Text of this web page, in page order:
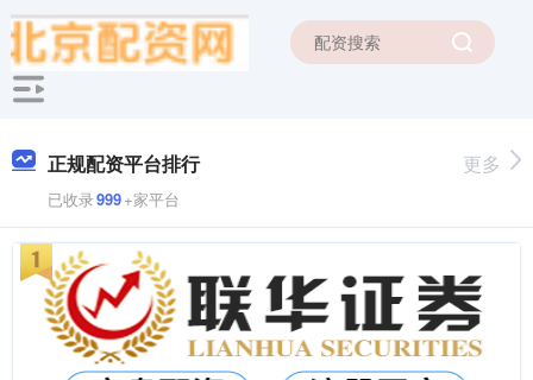
正规配资平台排行
已收录999+家平台
更多